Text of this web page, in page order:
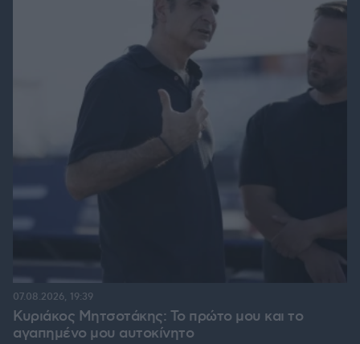
Κυριάκος Μητσοτάκης: Το πρώτο μου και το
αγαπημένο μου αυτοκίνητο
07.08.2026, 19:39